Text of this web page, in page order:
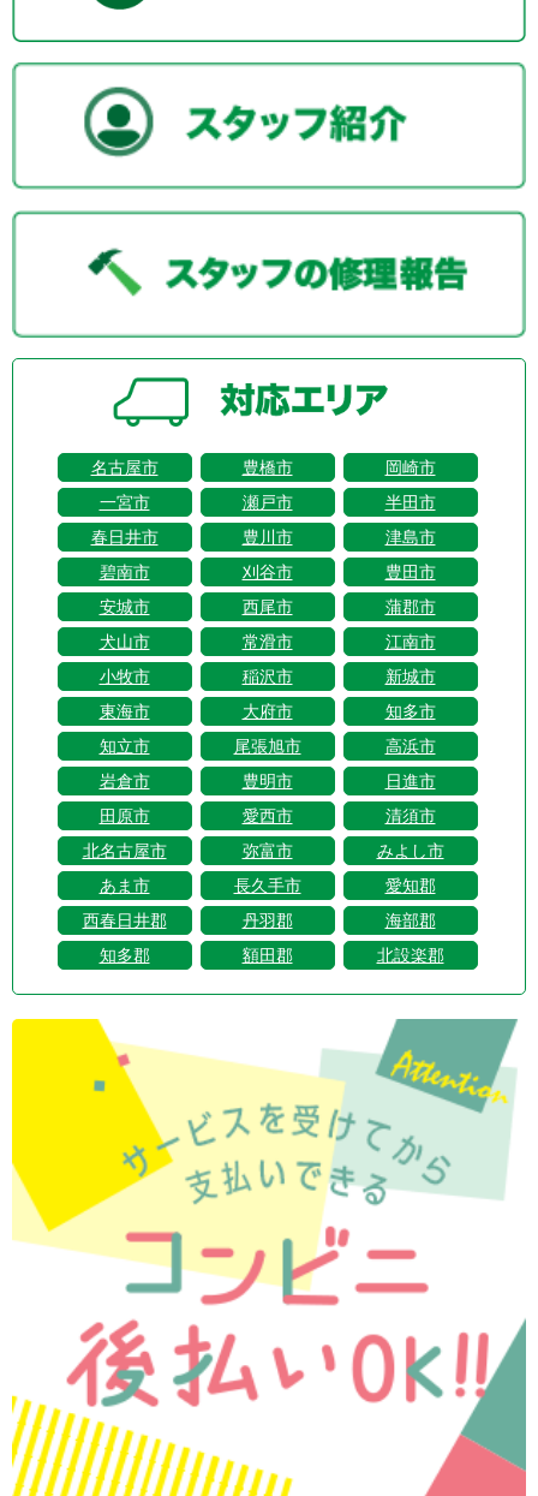
名古屋市 豊橋市
岡崎市
一宮市
瀬戸市
半田市
春日井市
豊川市
津島市
碧南市
刈谷市
豊田市
安城市
西尾市
蒲郡市
犬山市
常滑市
江南市
小牧市
稲沢市
新城市
東海市
大府市
知多市
知立市
尾張旭市
高浜市
岩倉市
豊明市
日進市
田原市
愛西市
清須市
北名古屋市
弥富市
みよし市
あま市
長久手市
愛知郡
西春日井郡
丹羽郡
海部郡
知多郡
額田郡 北設楽郡